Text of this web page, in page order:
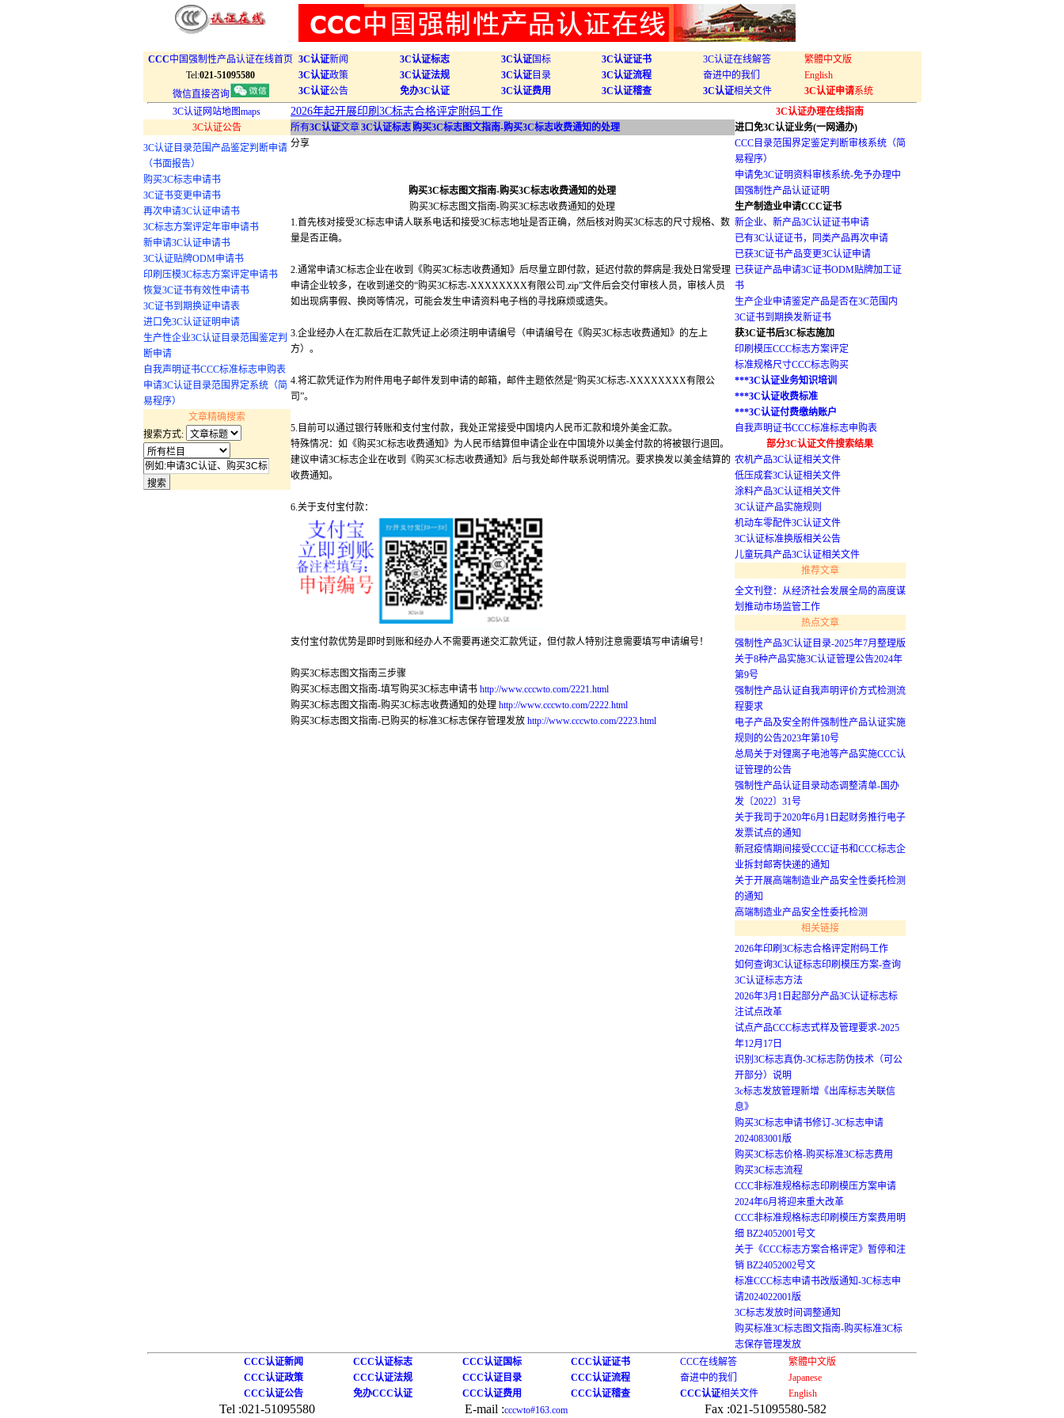
CCC中国强制性产品认证在线首页
Tel:021-51095580
微信直接咨询
3C认证新闻
3C认证政策
3C认证公告
3C认证标志
3C认证法规
免办3C认证
3C认证国标
3C认证目录
3C认证费用
3C认证证书
3C认证流程
3C认证稽查
3C认证在线解答
奋进中的我们
3C认证相关文件
繁體中文版
English
3C认证申请系统
3C认证网站地图maps
3C认证公告
3C认证目录范围产品鉴定判断申请
（书面报告）
购买3C标志申请书
3C证书变更申请书
再次申请3C认证申请书
3C标志方案评定年审申请书
新申请3C认证申请书
3C认证贴牌ODM申请书
印刷压模3C标志方案评定申请书
恢复3C证书有效性申请书
3C证书到期换证申请表
进口免3C认证证明申请
生产性企业3C认证目录范围鉴定判
断申请
自我声明证书CCC标准标志申购表
申请3C认证目录范围界定系统（简
易程序）
文章精确搜索
搜索方式:
2026年起开展印刷3C标志合格评定附码工作
所有3C认证文章|3C认证标志|购买3C标志图文指南-购买3C标志收费通知的处理
分享
购买3C标志图文指南-购买3C标志收费通知的处理
购买3C标志图文指南-购买3C标志收费通知的处理
1.首先核对接受3C标志申请人联系电话和接受3C标志地址是否正确，然后核对购买3C标志的尺寸规格、数
量是否正确。
2.通常申请3C标志企业在收到《购买3C标志收费通知》后尽量立即付款，延迟付款的弊病是:我处日常受理
申请企业较多，在收到递交的“购买3C标志-XXXXXXXX有限公司.zip”文件后会交付审核人员，审核人员
如出现病事假、换岗等情况，可能会发生申请资料电子档的寻找麻烦或遗失。
3.企业经办人在汇款后在汇款凭证上必须注明申请编号（申请编号在《购买3C标志收费通知》的左上
方）。
4.将汇款凭证作为附件用电子邮件发到申请的邮箱，邮件主题依然是“购买3C标志-XXXXXXXX有限公
司”。
5.目前可以通过银行转账和支付宝付款，我处正常接受中国境内人民币汇款和境外美金汇款。
特殊情况：如《购买3C标志收费通知》为人民币结算但申请企业在中国境外以美金付款的将被银行退回。
建议申请3C标志企业在收到《购买3C标志收费通知》后与我处邮件联系说明情况。要求换发以美金结算的
收费通知。
6.关于支付宝付款：
支付宝付款优势是即时到账和经办人不需要再递交汇款凭证，但付款人特别注意需要填写申请编号！
购买3C标志图文指南三步骤
购买3C标志图文指南-填写购买3C标志申请书http://www.cccwto.com/2221.html
购买3C标志图文指南-购买3C标志收费通知的处理http://www.cccwto.com/2222.html
购买3C标志图文指南-已购买的标准3C标志保存管理发放http://www.cccwto.com/2223.html
3C认证办理在线指南
进口免3C认证业务(一网通办)
CCC目录范围界定鉴定判断审核系统（简
易程序）
申请免3C证明资料审核系统-免予办理中
国强制性产品认证证明
生产制造业申请CCC证书
新企业、新产品3C认证证书申请
已有3C认证证书，同类产品再次申请
已获3C证书产品变更3C认证申请
已获证产品申请3C证书ODM贴牌加工证
书
生产企业申请鉴定产品是否在3C范围内
3C证书到期换发新证书
获3C证书后3C标志施加
印刷模压CCC标志方案评定
标准规格尺寸CCC标志购买
***3C认证业务知识培训
***3C认证收费标准
***3C认证付费缴纳账户
自我声明证书CCC标准标志申购表
部分3C认证文件搜索结果
农机产品3C认证相关文件
低压成套3C认证相关文件
涂料产品3C认证相关文件
3C认证产品实施规则
机动车零配件3C认证文件
3C认证标准换版相关公告
儿童玩具产品3C认证相关文件
推荐文章
全文刊登：从经济社会发展全局的高度谋
划推动市场监管工作
热点文章
强制性产品3C认证目录-2025年7月整理版
关于8种产品实施3C认证管理公告2024年
第9号
强制性产品认证自我声明评价方式检测流
程要求
电子产品及安全附件强制性产品认证实施
规则的公告2023年第10号
总局关于对锂离子电池等产品实施CCC认
证管理的公告
强制性产品认证目录动态调整清单-国办
发〔2022〕31号
关于我司于2020年6月1日起财务推行电子
发票试点的通知
新冠疫情期间接受CCC证书和CCC标志企
业拆封邮寄快递的通知
关于开展高端制造业产品安全性委托检测
的通知
高端制造业产品安全性委托检测
相关链接
2026年印刷3C标志合格评定附码工作
如何查询3C认证标志印刷模压方案-查询
3C认证标志方法
2026年3月1日起部分产品3C认证标志标
注试点改革
试点产品CCC标志式样及管理要求-2025
年12月17日
识别3C标志真伪-3C标志防伪技术（可公
开部分）说明
3c标志发放管理新增《出库标志关联信
息》
购买3C标志申请书修订-3C标志申请
2024083001版
购买3C标志价格-购买标准3C标志费用
购买3C标志流程
CCC非标准规格标志印刷模压方案申请
2024年6月将迎来重大改革
CCC非标准规格标志印刷模压方案费用明
细 BZ24052001号文
关于《CCC标志方案合格评定》暂停和注
销 BZ24052002号文
标准CCC标志申请书改版通知-3C标志申
请2024022001版
3C标志发放时间调整通知
购买标准3C标志图文指南-购买标准3C标
志保存管理发放
CCC认证新闻
CCC认证政策
CCC认证公告
CCC认证标志
CCC认证法规
免办CCC认证
CCC认证国标
CCC认证目录
CCC认证费用
CCC认证证书
CCC认证流程
CCC认证稽查
CCC在线解答
奋进中的我们
CCC认证相关文件
繁體中文版
Japanese
English
Tel :021-51095580 E-mail :cccwto#163.com Fax :021-51095580-582